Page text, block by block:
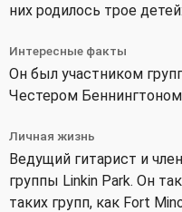
них родилось трое
Интересные факты
Он был участником
Честером
Личная жизнь
Ведущий гитарист и
группы Linkin Park. Он
таких групп, как Fort